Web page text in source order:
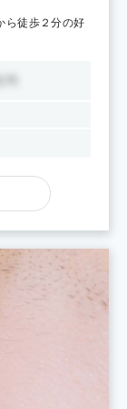
ら徒歩２分の好